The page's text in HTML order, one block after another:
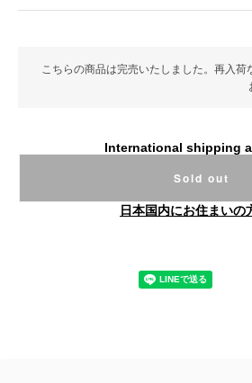
こちらの商品は完売いたしました。再入荷
International shipping
Sold out
日本国内にお住まいの